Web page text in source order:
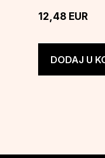
12,48 EUR
DODAJ U